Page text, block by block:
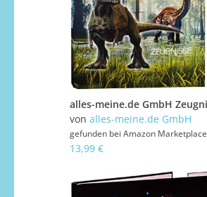
von alles-meine.de GmbH
gefunden bei Amazon Marketplace
13,99 €